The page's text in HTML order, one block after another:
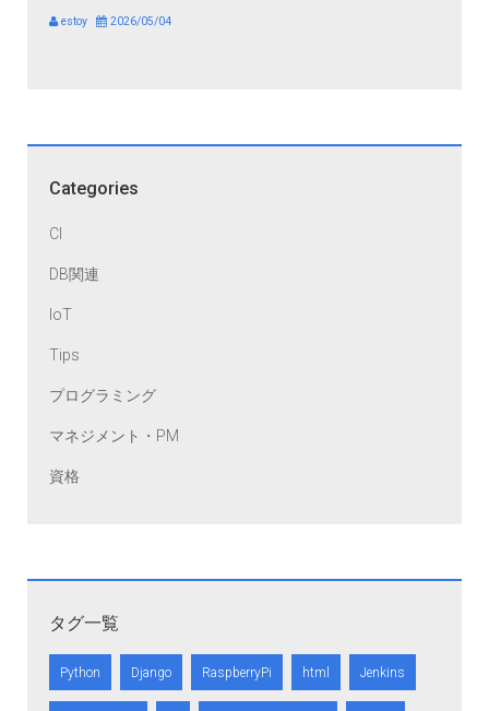
estoy 2026/05/04
Categories
CI
DB関連
IoT
Tips
プログラミング
マネジメント・PM
資格
タグ一覧
Python Django RaspberryPi html Jenkins